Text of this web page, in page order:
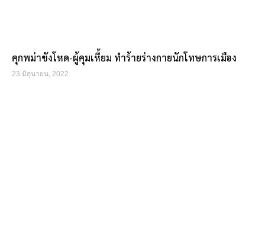
คุกพม่าขังโหด-ผู้คุมเหี้ยม ทำร้ายร่างกายนักโทษการเมือง
23 มิถุนายน, 2022